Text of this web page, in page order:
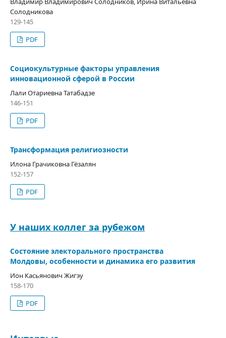
Солодникова
129-145
PDF
Социокультурные факторы управления
инновационной сферой в России
Лали Отариевна Татабадзе
146-151
PDF
Трансформация религиозности
Илона Грачиковна Гёзалян
152-157
PDF
У наших коллег за рубежом
Состояние электорального пространства
Молдовы, особенности и динамика его развития
Ион Касьянович Жигэу
158-170
PDF